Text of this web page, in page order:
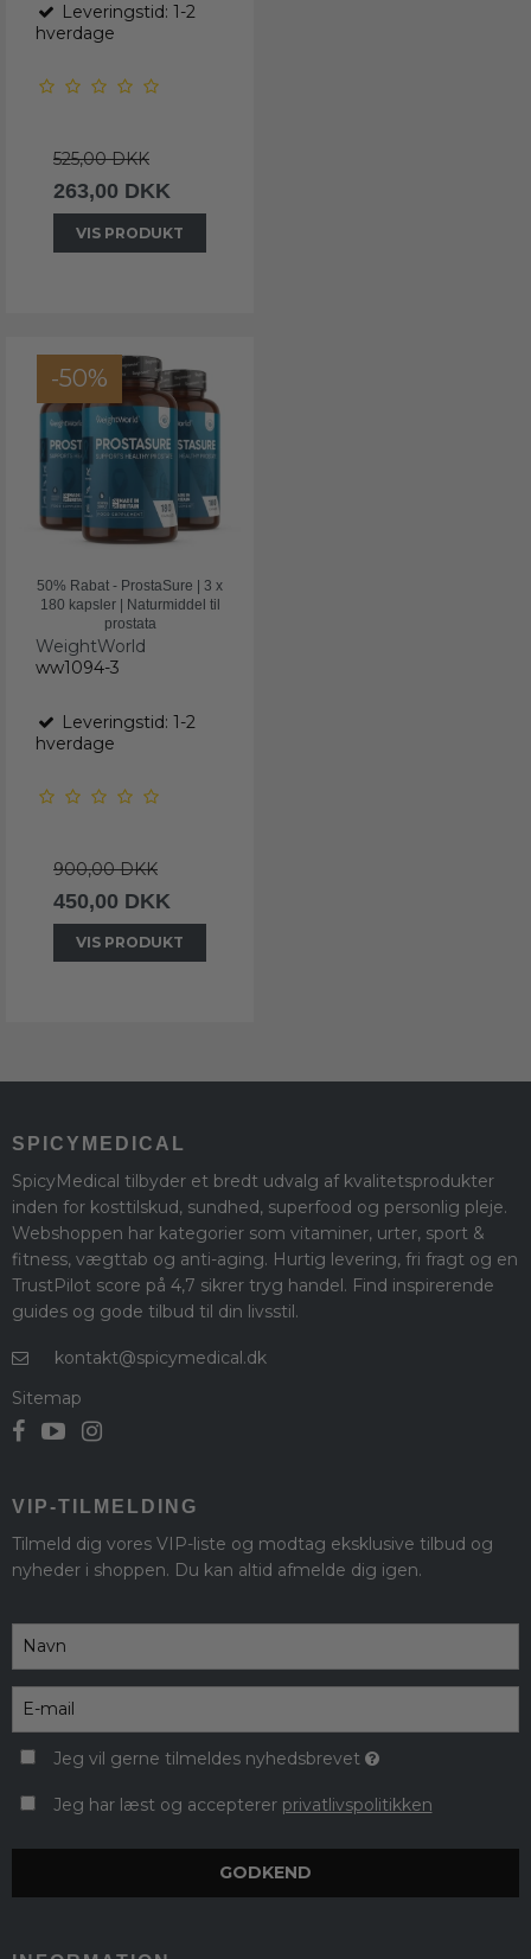
Leveringstid: 1-2
hverdage
525,00 DKK
263,00 DKK
VIS PRODUKT
-50%
50% Rabat - ProstaSure | 3 x
180 kapsler | Naturmiddel til
prostata
WeightWorld
ww1094-3
Leveringstid: 1-2
hverdage
900,00 DKK
450,00 DKK
VIS PRODUKT
SPICYMEDICAL
SpicyMedical tilbyder et bredt udvalg af kvalitetsprodukter
inden for kosttilskud, sundhed, superfood og personlig pleje.
Webshoppen har kategorier som vitaminer, urter, sport &
fitness, vægttab og anti-aging. Hurtig levering, fri fragt og en
TrustPilot score på 4,7 sikrer tryg handel. Find inspirerende
guides og gode tilbud til din livsstil.
kontakt@spicymedical.dk
Sitemap
VIP-TILMELDING
Tilmeld dig vores VIP-liste og modtag eksklusive tilbud og
nyheder i shoppen. Du kan altid afmelde dig igen.
Jeg vil gerne tilmeldes nyhedsbrevet
Jeg har læst og accepterer privatlivspolitikken
GODKEND